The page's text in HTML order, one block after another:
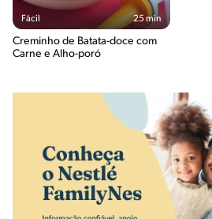
Fácil 25 min
Creminho de Batata-doce com
Carne e Alho-poró